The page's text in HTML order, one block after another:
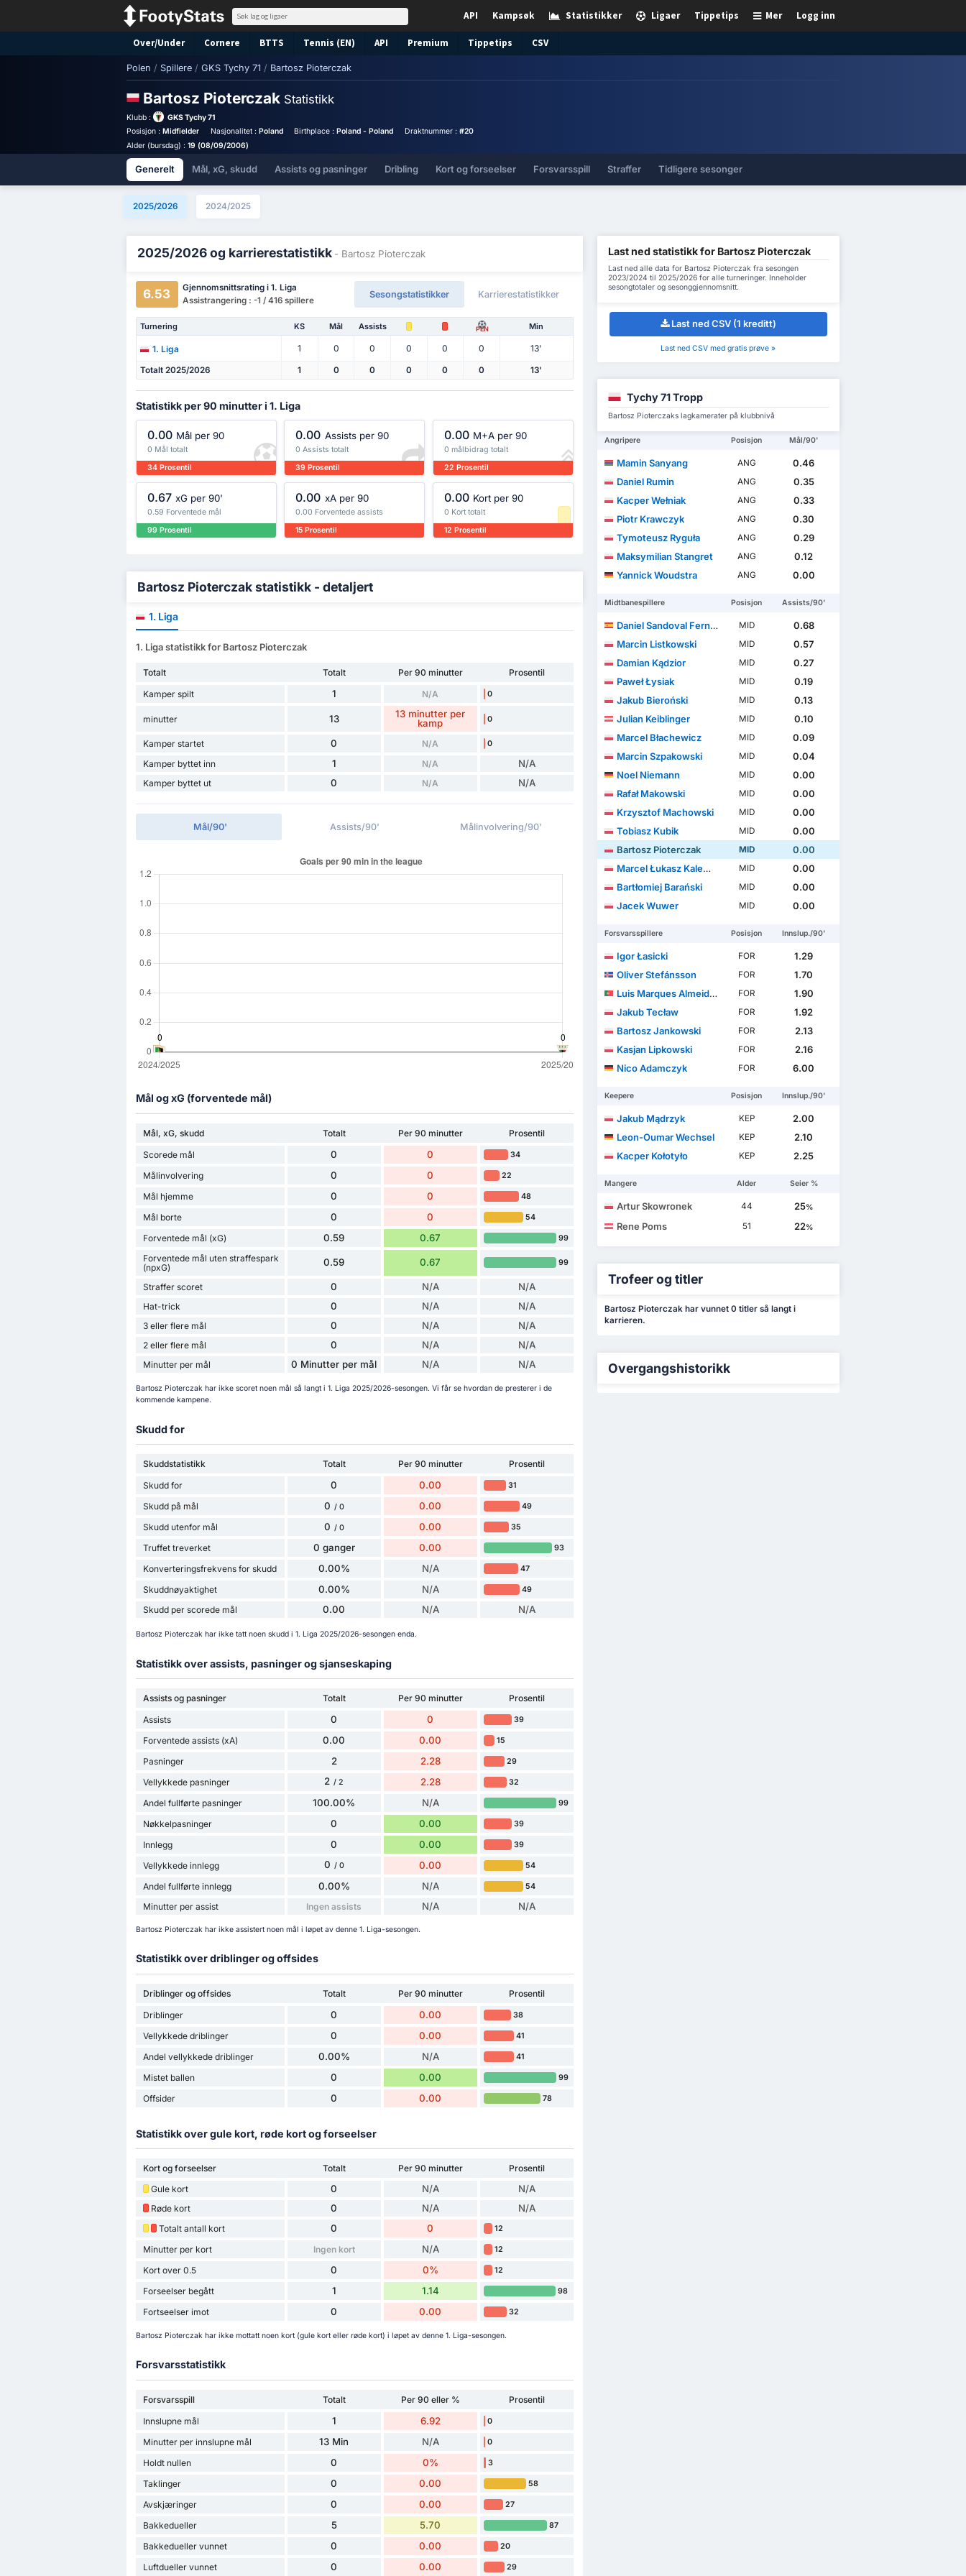
Logg inn
Mer
Tippetips
Ligaer
Statistikker
Kampsøk
API
Over/Under Cornere BTTS Tennis (EN) API Premium Tippetips CSV
Polen / Spillere / GKS Tychy 71 / Bartosz Pioterczak
Bartosz Pioterczak Statistikk
Klubb :
GKS Tychy 71
Posisjon : Midfielder Nasjonalitet : Poland Birthplace :Poland - Poland Draktnummer : #20
Alder (bursdag) : 19 (08/09/2006)
Generelt Mål, xG, skudd Assists og pasninger Dribling Kort og forseelser Forsvarsspill Straffer Tidligere sesonger
2025/2026 2024/2025
2025/2026 og karrierestatistikk - Bartosz Pioterczak
6.53
Gjennomsnittsrating i 1. Liga
Assistrangering : -1 / 416 spillere
Sesongstatistikker Karrierestatistikker
Turnering KS Mål Assists PEN Min
1. Liga 1 0 0 0 0 0 13'
Totalt 2025/2026 1 0 0 0 0 0 13'
Statistikk per 90 minutter i 1. Liga
0.00 Mål per 90
0 Mål totalt
34 Prosentil
0.00 Assists per 90
0 Assists totalt
39 Prosentil
0.00 M+A per 90
0 målbidrag totalt
22 Prosentil
0.67 xG per 90'
0.59 Forventede mål
99 Prosentil
0.00 xA per 90
0.00 Forventede assists
15 Prosentil
0.00 Kort per 90
0 Kort totalt
12 Prosentil
Bartosz Pioterczak statistikk - detaljert
1. Liga
1. Liga statistikk for Bartosz Pioterczak
Totalt Totalt Per 90 minutter
Prosentil
Kamper spilt
1 N/A 0
minutter 13
13 minutter per
kamp
0
Kamper startet 0 N/A 0
Kamper byttet inn 1 N/A N/A
Kamper byttet ut 0 N/A N/A
Mål/90' Assists/90' Målinvolvering/90'
Mål og xG (forventede mål)
Mål, xG, skudd Totalt Per 90 minutter
Prosentil
Scorede mål
0 0 34
Målinvolvering 0 0 22
Mål hjemme 0 0 48
Mål borte 0 0 54
Forventede mål (xG) 0.59 0.67 99
Forventede mål uten straffespark
(npxG)
0.59 0.67 99
Straffer scoret 0 N/A N/A
Hat-trick 0 N/A N/A
3 eller flere mål 0 N/A N/A
2 eller flere mål 0 N/A N/A
Minutter per mål 0 Minutter per mål N/A N/A
Bartosz Pioterczak har ikke scoret noen mål så langt i 1. Liga 2025/2026-sesongen. Vi får se hvordan de presterer i de
kommende kampene.
Skudd for
Skuddstatistikk Totalt Per 90 minutter
Prosentil
Skudd for
0 0.00 31
Skudd på mål 0 / 0 0.00 49
Skudd utenfor mål 0 / 0 0.00 35
Truffet treverket 0 ganger 0.00 93
Konverteringsfrekvens for skudd 0.00% N/A 47
Skuddnøyaktighet 0.00% N/A 49
Skudd per scorede mål 0.00 N/A N/A
Bartosz Pioterczak har ikke tatt noen skudd i 1. Liga 2025/2026-sesongen enda.
Statistikk over assists, pasninger og sjanseskaping
Assists og pasninger Totalt Per 90 minutter
Prosentil
Assists
0 0 39
Forventede assists (xA) 0.00 0.00 15
Pasninger 2 2.28 29
Vellykkede pasninger 2 / 2 2.28 32
Andel fullførte pasninger 100.00% N/A 99
Nøkkelpasninger 0 0.00 39
Innlegg 0 0.00 39
Vellykkede innlegg 0 / 0 0.00 54
Andel fullførte innlegg 0.00% N/A 54
Minutter per assist Ingen assists N/A N/A
Bartosz Pioterczak har ikke assistert noen mål i løpet av denne 1. Liga-sesongen.
Statistikk over driblinger og offsides
Driblinger og offsides Totalt Per 90 minutter
Prosentil
Driblinger
0 0.00 38
Vellykkede driblinger 0 0.00 41
Andel vellykkede driblinger 0.00% N/A 41
Mistet ballen 0 0.00 99
Offsider 0 0.00 78
Statistikk over gule kort, røde kort og forseelser
Kort og forseelser Totalt Per 90 minutter
Prosentil
Gule kort
0 N/A N/A
Røde kort 0 N/A N/A
Totalt antall kort 0 0 12
Minutter per kort Ingen kort N/A 12
Kort over 0.5 0 0% 12
Forseelser begått 1 1.14 98
Fortseelser imot 0 0.00 32
Bartosz Pioterczak har ikke mottatt noen kort (gule kort eller røde kort) i løpet av denne 1. Liga-sesongen.
Forsvarsstatistikk
Forsvarsspill Totalt Per 90 eller %
Prosentil
Innslupne mål
1 6.92 0
Minutter per innslupne mål 13 Min N/A 0
Holdt nullen 0 0% 3
Taklinger 0 0.00 58
Avskjæringer 0 0.00 27
Bakkedueller 5 5.70 87
Bakkedueller vunnet 0 0.00 20
Luftdueller vunnet 0 0.00 29
Last ned statistikk for Bartosz Pioterczak
Last ned alle data for Bartosz Pioterczak fra sesongen
2023/2024 til 2025/2026 for alle turneringer. Inneholder
sesongtotaler og sesonggjennomsnitt.
Last ned CSV (1 kreditt)
Last ned CSV med gratis prøve »
Tychy 71 Tropp
Bartosz Pioterczaks lagkamerater på klubbnivå
Angripere Posisjon Mål/90'
Mamin Sanyang ANG
0.46
Daniel Rumin
ANG
0.35
Kacper Wełniak
ANG
0.33
Piotr Krawczyk
ANG
0.30
Tymoteusz Ryguła
ANG
0.29
Maksymilian Stangret
ANG
0.12
Yannick Woudstra
ANG 0.00
Midtbanespillere Posisjon Assists/90'
Daniel Sandoval Fernández MID
0.68
Marcin Listkowski
MID
0.57
Damian Kądzior
MID
0.27
Paweł Łysiak
MID
0.19
Jakub Bieroński
MID
0.13
Julian Keiblinger
MID
0.10
Marcel Błachewicz
MID
0.09
Marcin Szpakowski
MID
0.04
Noel Niemann
MID
0.00
Rafał Makowski
MID
0.00
Krzysztof Machowski
MID
0.00
Tobiasz Kubik
MID
0.00
Bartosz Pioterczak
MID
0.00
Marcel Łukasz Kalemba
MID
0.00
Bartłomiej Barański
MID
0.00
Jacek Wuwer
MID 0.00
Forsvarsspillere Posisjon Innslup./90'
Igor Łasicki FOR
1.29
Oliver Stefánsson
FOR
1.70
Luis Marques Almeida Vieira Silva
FOR
1.90
Jakub Tecław
FOR
1.92
Bartosz Jankowski
FOR
2.13
Kasjan Lipkowski
FOR
2.16
Nico Adamczyk
FOR 6.00
Keepere Posisjon Innslup./90'
Jakub Mądrzyk KEP
2.00
Leon-Oumar Wechsel
KEP
2.10
Kacper Kołotyło
KEP 2.25
Mangere Alder Seier %
Artur Skowronek 44 25%
Rene Poms 51 22%
Trofeer og titler
Bartosz Pioterczak har vunnet 0 titler så langt i
karrieren.
Overgangshistorikk